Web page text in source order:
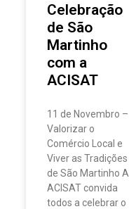
Celebração
de São
Martinho
com a
ACISAT
11 de Novembro –
Valorizar o
Comércio Local e
Viver as Tradições
de São Martinho A
ACISAT convida
todos a celebrar o